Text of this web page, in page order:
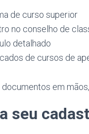
de curso superior
no conselho de
detalhado
de cursos de
em
seu